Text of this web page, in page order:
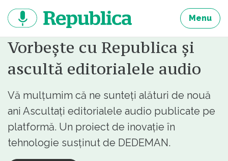
continut
Menu
Vorbește cu Republica și
ascultă editorialele audio
Vă mulțumim că ne sunteți alături de nouă
ani Ascultați editorialele audio publicate pe
platformă. Un proiect de inovație în
tehnologie susținut de DEDEMAN.